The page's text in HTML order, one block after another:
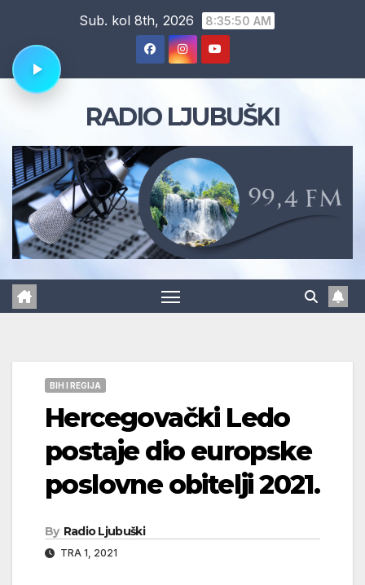
content
Sub. kol 8th, 2026 8:35:51 AM
RADIO LJUBUŠKI
BIH I REGIJA
Hercegovački Ledo
postaje dio europske
poslovne obitelji 2021.
By Radio Ljubuški
TRA 1, 2021